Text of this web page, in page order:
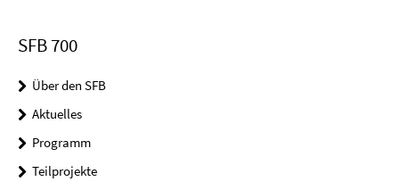
SFB 700
Über den SFB
Aktuelles
Programm
Teilprojekte